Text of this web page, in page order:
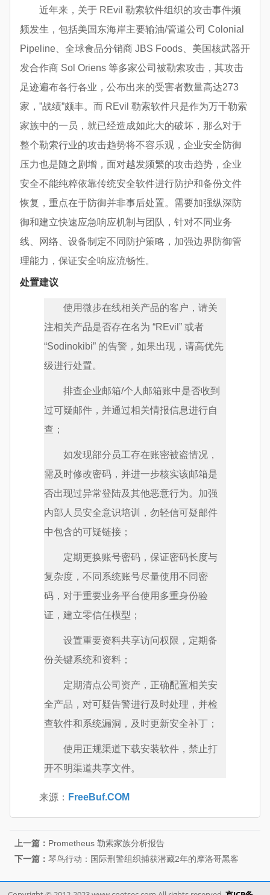
近年来，关于 REvil 勒索软件组织的攻击事件频
频发生，包括美国东海岸主要输油/管道公司 Colonial
Pipeline、全球食品分销商 JBS Foods、美国核武器开
发合作商 Sol Oriens 等多家公司被勒索攻击，其攻击
足迹遍布各行各业，公布出来的受害者数量高达273
家，”战绩”颇丰。而 REvil 勒索软件只是作为万千勒索
家族中的一员，就已经造成如此大的破坏，那么对于
整个勒索行业的攻击趋势将不容乐观，企业安全防御
压力也是随之剧增，面对越发频繁的攻击趋势，企业
安全不能纯粹依靠传统安全软件进行防护和备份文件
恢复，重点在于防御并非事后处置。需要加强纵深防
御和建立快速应急响应机制与团队，针对不同业务
线、网络、设备制定不同防护策略，加强边界防御管
理能力，保证安全响应流畅性。
处置建议
使用微步在线相关产品的客户，请关
注相关产品是否存在名为 “REvil” 或者
“Sodinokibi” 的告警，如果出现，请高优先
级进行处置。
排查企业邮箱/个人邮箱账中是否收到
过可疑邮件，并通过相关情报信息进行自
查；
如发现部分员工存在账密被盗情况，
需及时修改密码，并进一步核实该邮箱是
否出现过异常登陆及其他恶意行为。加强
内部人员安全意识培训，勿轻信可疑邮件
中包含的可疑链接；
定期更换账号密码，保证密码长度与
复杂度，不同系统账号尽量使用不同密
码，对于重要业务平台使用多重身份验
证，建立零信任模型；
设置重要资料共享访问权限，定期备
份关键系统和资料；
定期清点公司资产，正确配置相关安
全产品，对可疑告警进行及时处理，并检
查软件和系统漏洞，及时更新安全补丁；
使用正规渠道下载安装软件，禁止打
开不明渠道共享文件。
来源： FreeBuf.COM
上一篇： Prometheus 勒索家族分析报告
下一篇：琴鸟行动：国际刑警组织捕获潜藏2年的摩洛哥黑客